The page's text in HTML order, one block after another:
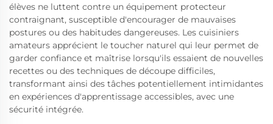
élèves ne luttent contre un équipement protecteur
contraignant, susceptible d'encourager de mauvaises
postures ou des habitudes dangereuses. Les cuisiniers
amateurs apprécient le toucher naturel qui leur permet de
garder confiance et maîtrise lorsqu'ils essaient de nouvelles
recettes ou des techniques de découpe difficiles,
transformant ainsi des tâches potentiellement intimidantes
en expériences d'apprentissage accessibles, avec une
sécurité intégrée.